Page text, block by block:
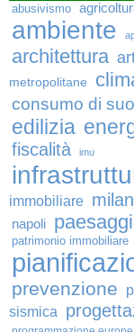
abusivismo
ambiente
architettura
metropolitane
consumo di
edilizia
fiscalità imu
immobiliare
napoli
patrimonio immobiliare
prevenzione
sismica